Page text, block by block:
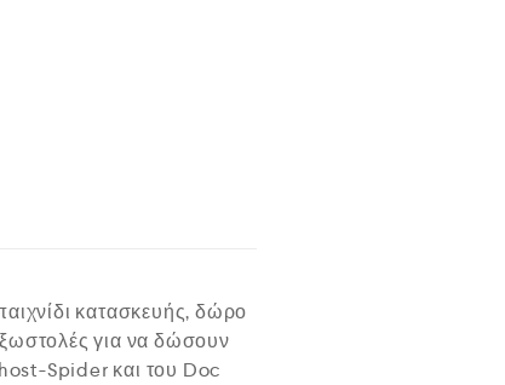
κατασκευής, δώρο
για να δώσουν
Spider και του Doc